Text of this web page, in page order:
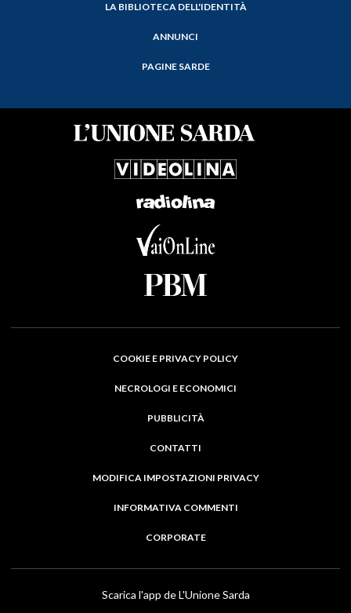
LA BIBLIOTECA DELL'IDENTITÀ
ANNUNCI
PAGINE SARDE
COOKIE E PRIVACY POLICY
NECROLOGI E ECONOMICI
PUBBLICITÀ
CONTATTI
MODIFICA IMPOSTAZIONI PRIVACY
INFORMATIVA COMMENTI
CORPORATE
Scarica l'app de L'Unione Sarda